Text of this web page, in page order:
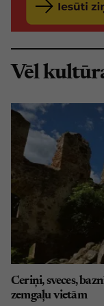
Vēl
Ceriņi, sveces,
zemgaļu vietām